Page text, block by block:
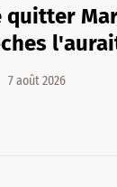
quitter
7 août 2026